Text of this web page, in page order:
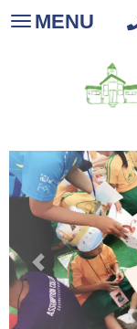
Toggle
MENU